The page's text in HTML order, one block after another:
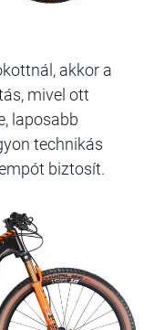
akkor a
mivel ott
laposabb
technikás
biztosít.